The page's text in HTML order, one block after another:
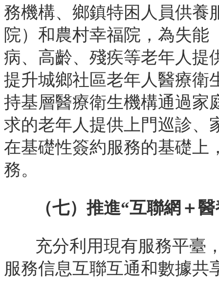
務機構、鄉鎮特困人員供養
院）和農村幸福院，為失能
病、高齡、殘疾等老年人提
提升城鄉社區老年人醫療衛
持基層醫療衛生機構通過家
求的老年人提供上門巡診、
在基礎性簽約服務的基礎上
務。
（七）推進“互聯網＋
充分利用現有服務平臺
服務信息互聯互通和數據共